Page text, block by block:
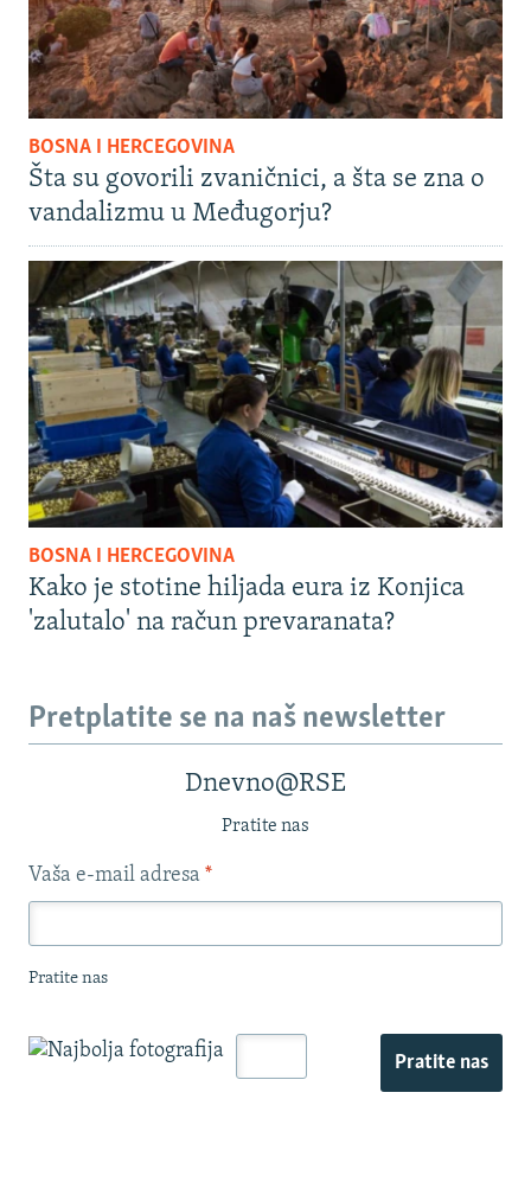
BOSNA I HERCEGOVINA
Šta su govorili zvaničnici, a šta se zna o
vandalizmu u Međugorju?
BOSNA I HERCEGOVINA
Kako je stotine hiljada eura iz Konjica
'zalutalo' na račun prevaranata?
Pretplatite se na naš newsletter
Dnevno@RSE
Pratite nas
Vaša e-mail adresa *
Pratite nas
Pratite nas